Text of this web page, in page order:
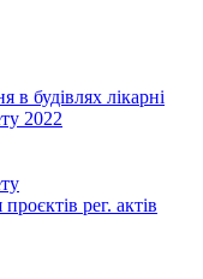
будівлях лікарні
2022
рег. актів